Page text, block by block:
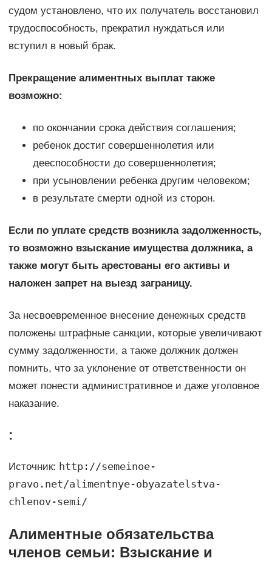
судом установлено, что их получатель восстановил
трудоспособность, прекратил нуждаться или
вступил в новый брак.
Прекращение алиментных выплат также
возможно:
по окончании срока действия соглашения;
ребенок достиг совершеннолетия или
дееспособности до совершеннолетия;
при усыновлении ребенка другим человеком;
в результате смерти одной из сторон.
Если по уплате средств возникла задолженность,
то возможно взыскание имущества должника, а
также могут быть арестованы его активы и
наложен запрет на выезд заграницу.
За несвоевременное внесение денежных средств
положены штрафные санкции, которые увеличивают
сумму задолженности, а также должник должен
помнить, что за уклонение от ответственности он
может понести административное и даже уголовное
наказание.
:
Источник: http://semeinoe-
pravo.net/alimentnye-obyazatelstva-
chlenov-semi/
Алиментные обязательства
членов семьи: Взыскание и